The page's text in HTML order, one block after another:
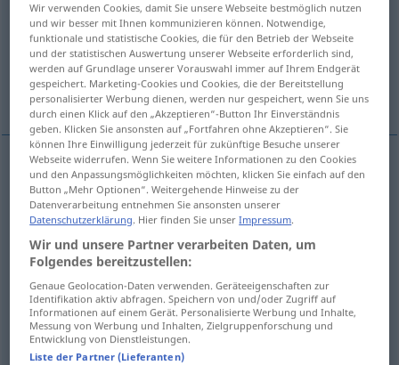
Übersicht aller Übersetzungen
(Für mehr Details die Übersetzung anklicken/antippen)
drapać, drapnąć, skrobać, skrobać, drasnąć,
drapnąć
<po>drapać,drapnąćpf( V/Rsich an DATsię w
sobie AKK) kratzen
<po>skrobać( V/Rsichsię)
(za)drasnąćpf kratzenritzen
(za)drapnąć kratzenritzen
Wir verwenden Cookies, damit Sie unsere Webseite bestmöglich nutzen
und wir besser mit Ihnen kommunizieren können. Notwendige,
funktionale und statistische Cookies, die für den Betrieb der Webseite
und der statistischen Auswertung unserer Webseite erforderlich sind,
werden auf Grundlage unserer Vorauswahl immer auf Ihrem Endgerät
gespeichert. Marketing-Cookies und Cookies, die der Bereitstellung
personalisierter Werbung dienen, werden nur gespeichert, wenn Sie uns
durch einen Klick auf den „Akzeptieren“-Button Ihr Einverständnis
geben. Klicken Sie ansonsten auf „Fortfahren ohne Akzeptieren“. Sie
können Ihre Einwilligung jederzeit für zukünftige Besuche unserer
Webseite widerrufen. Wenn Sie weitere Informationen zu den Cookies
und den Anpassungsmöglichkeiten möchten, klicken Sie einfach auf den
Button „Mehr Optionen“. Weitergehende Hinweise zu der
Datenverarbeitung entnehmen Sie ansonsten unserer
Datenschutzerklärung. Hier finden Sie unserImpressum.
Wir und unsere Partner verarbeiten Daten, um
Folgendes bereitzustellen:
Genaue Geolocation-Daten verwenden. Geräteeigenschaften zur
Identifikation aktiv abfragen. Speichern von und/oder Zugriff auf
Informationen auf einem Gerät. Personalisierte Werbung und Inhalte,
Messung von Werbung und Inhalten, Zielgruppenforschung und
Entwicklung von Dienstleistungen.
Liste der Partner (Lieferanten)